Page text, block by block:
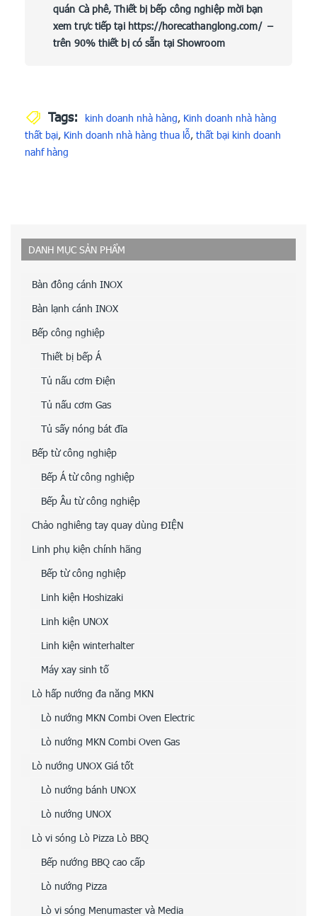
quán Cà phê,Thiết bị bếp công nghiệpmời bạn
xem trực tiếp tại https://horecathanglong.com/–
trên 90% thiết bị có sẵn tại Showroom
Tags: kinh doanh nhà hàng, Kinh doanh nhà hàng
thất bại, Kinh doanh nhà hàng thua lỗ, thất bại kinh doanh
nahf hàng
DANH MỤC SẢN PHẨM
Bàn đông cánh INOX
Bàn lạnh cánh INOX
Bếp công nghiệp
Thiết bị bếp Á
Tủ nấu cơm Điện
Tủ nấu cơm Gas
Tủ sấy nóng bát đĩa
Bếp từ công nghiệp
Bếp Á từ công nghiệp
Bếp Âu từ công nghiệp
Chảo nghiêng tay quay dùng ĐIỆN
Linh phụ kiện chính hãng
Bếp từ công nghiệp
Linh kiện Hoshizaki
Linh kiện UNOX
Linh kiện winterhalter
Máy xay sinh tố
Lò hấp nướng đa năng MKN
Lò nướng MKN Combi Oven Electric
Lò nướng MKN Combi Oven Gas
Lò nướng UNOX Giá tốt
Lò nướng bánh UNOX
Lò nướng UNOX
Lò vi sóng Lò Pizza Lò BBQ
Bếp nướng BBQ cao cấp
Lò nướng Pizza
Lò vi sóng Menumaster và Media